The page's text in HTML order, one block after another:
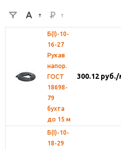
Б(I)-10-
16-27
Рукав
напор.
ГОСТ
18698-
79
бухта
до 15 м
300.12 руб./
Б(I)-10-
18-29